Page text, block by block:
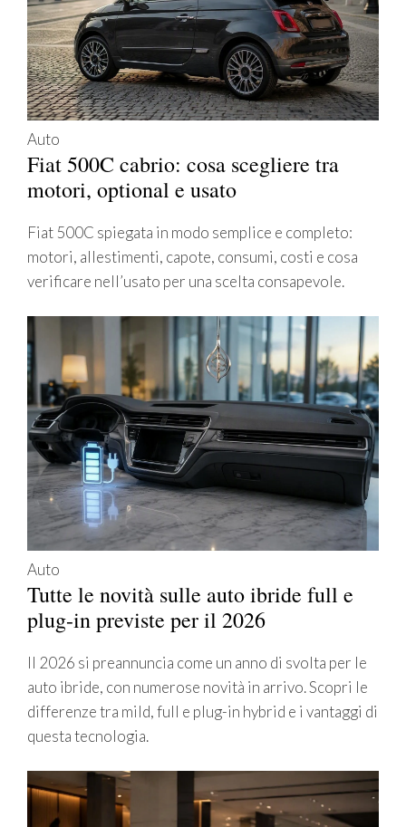
Auto
Fiat 500C cabrio: cosa scegliere tra
motori, optional e usato
Fiat 500C spiegata in modo semplice e completo:
motori, allestimenti, capote, consumi, costi e cosa
verificare nell’usato per una scelta consapevole.
Auto
Tutte le novità sulle auto ibride full e
plug-in previste per il 2026
Il 2026 si preannuncia come un anno di svolta per le
auto ibride, con numerose novità in arrivo. Scopri le
differenze tra mild, full e plug-in hybrid e i vantaggi di
questa tecnologia.